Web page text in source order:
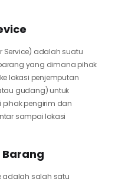
Service) adalah suatu
yang dimana pihak
lokasi penjemputan
gudang) untuk
pengirim dan
sampai lokasi
Barang
adalah salah satu